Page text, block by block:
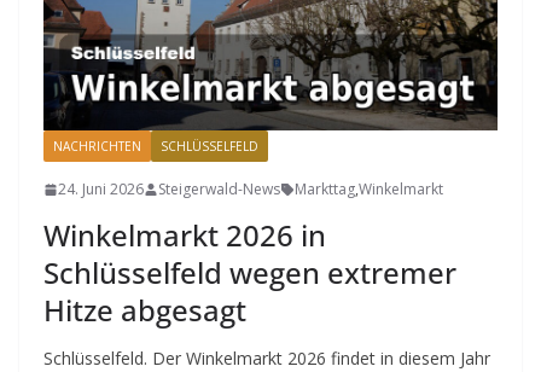
NACHRICHTEN SCHLÜSSELFELD
24. Juni 2026 Steigerwald-News Markttag,Winkelmarkt
Winkelmarkt 2026 in
Schlüsselfeld wegen extremer
Hitze abgesagt
Schlüsselfeld. Der Winkelmarkt 2026 findet in diesem Jahr